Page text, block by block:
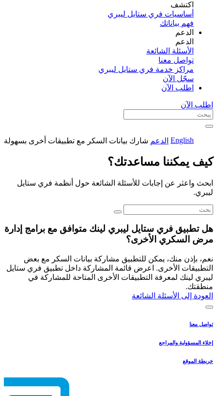
اكتشف​
أساسيات فري ستايل ليبري
فهم بياناتك
الدعم
الدعم
الأسئلة الشائعة
تواصل معنا
مراكز خدمة فري ستايل ليبري
سجّل الآن​
اطلب الآن
اطلب الآن
English الدعم شارك بيانات السكر مع تطبيقات أخرى بسهولة
كيف يمكننا مساعدتك؟
ابحث واعثر عن إجابات للأسئلة الشائعة حول أنظمة فري ستايل
ليبري.
هل تطبيق فري ستايل ليبري لينك متوافق مع برامج إدارة
مرض السكري الأخرى؟
نعم، بإذن منك، يمكن للتطبيق مشاركة بيانات السكر مع بعض
التطبيقات الأخرى. اعرض قائمة المشاركة داخل تطبيق فري ستايل
ليبري لينك لمعرفة التطبيقات الأخرى المتاحة للمشاركة في
منطقتك.
العودة إلى الأسئلة الشائعة
تواصل معنا
إخلاء المسؤولية والمراجع
خريطة الموقع